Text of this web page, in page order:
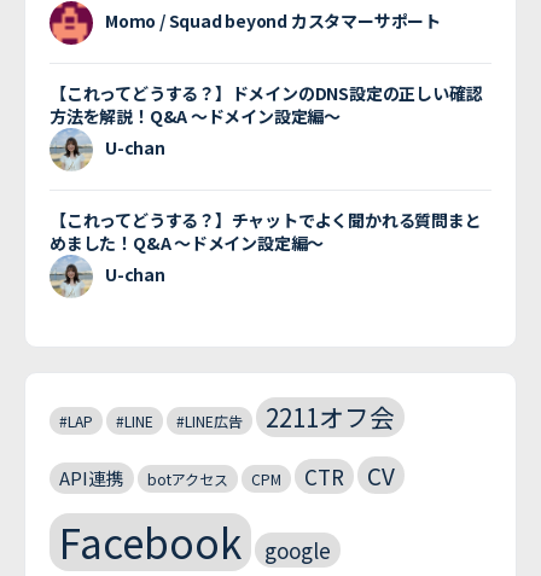
Momo / Squad beyond カスタマーサポート
【これってどうする？】ドメインのDNS設定の正しい確認
方法を解説！Q&A 〜ドメイン設定編〜
U-chan
【これってどうする？】チャットでよく聞かれる質問まと
めました！Q&A 〜ドメイン設定編〜
U-chan
#LAP #LINE #LINE広告 2211オフ会
API連携 botアクセス CPM CTR CV
Facebook google